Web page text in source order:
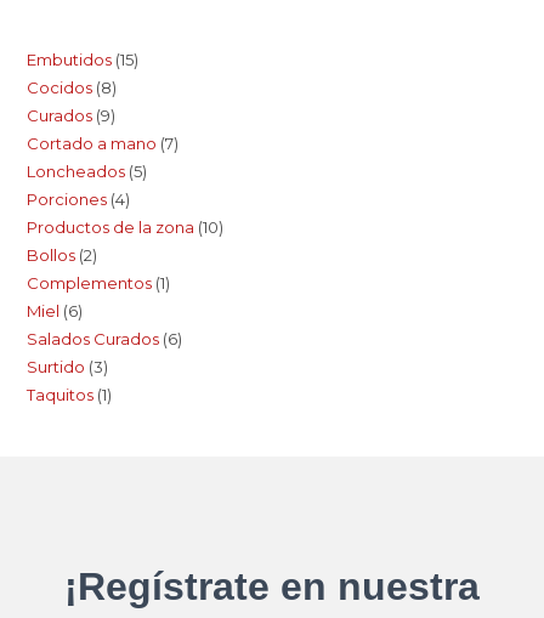
Embutidos 15
Cocidos 8
Curados 9
Cortado a mano 7
Loncheados 5
Porciones 4
Productos de la zona 10
Bollos 2
Complementos 1
Miel 6
Salados Curados 6
Surtido 3
Taquitos 1
¡Regístrate en nuestra